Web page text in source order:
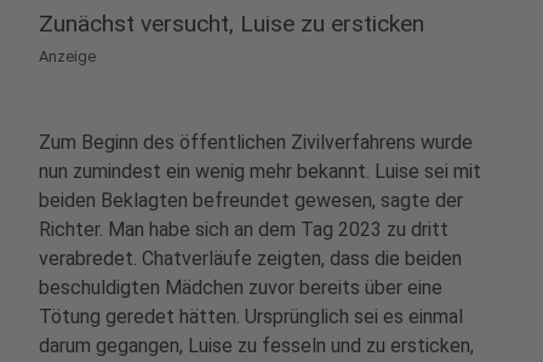
Zunächst versucht, Luise zu ersticken
Anzeige
Zum Beginn des öffentlichen Zivilverfahrens wurde
nun zumindest ein wenig mehr bekannt. Luise sei mit
beiden Beklagten befreundet gewesen, sagte der
Richter. Man habe sich an dem Tag 2023 zu dritt
verabredet. Chatverläufe zeigten, dass die beiden
beschuldigten Mädchen zuvor bereits über eine
Tötung geredet hätten. Ursprünglich sei es einmal
darum gegangen, Luise zu fesseln und zu ersticken,